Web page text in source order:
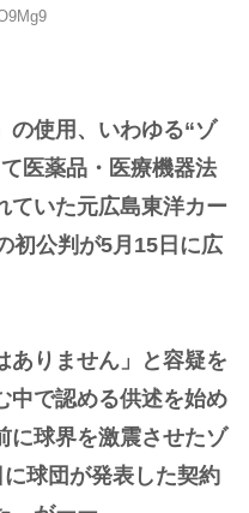
使用、いわゆる“ゾ
医薬品・医療機器法
ていた元広島東洋カー
初公判が5月15日に広
りません」と容疑を
中で認める供述を始め
に球界を激震させたゾ
球団が発表した契約